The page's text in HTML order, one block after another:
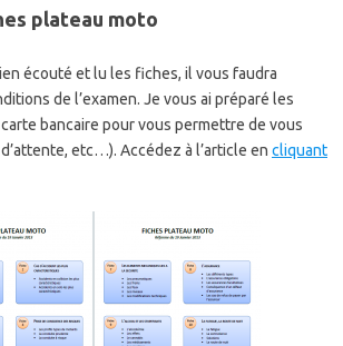
plateau moto
écouté et lu les fiches, il vous faudra
de l’examen. Je vous ai préparé les
bancaire pour vous permettre de vous
etc…). Accédez à l’article en cliquant